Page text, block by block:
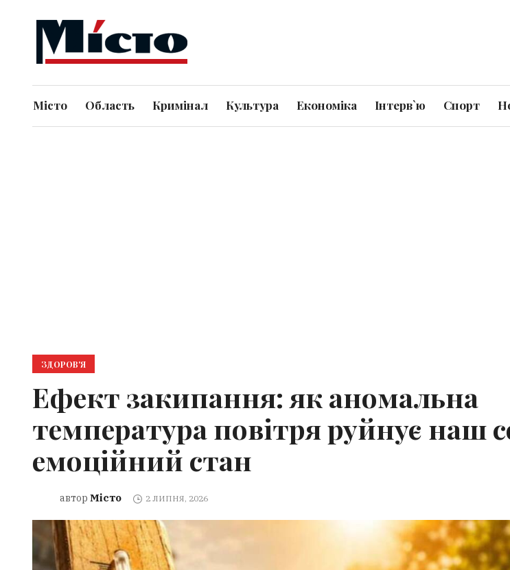
Місто Область Кримінал Культура Економіка Інтерв`ю Спорт
ЗДОРОВ'Я
Ефект закипання: як аномальна
температура повітря руйнує наш
емоційний стан
автор Місто 2 ЛИПНЯ, 2026